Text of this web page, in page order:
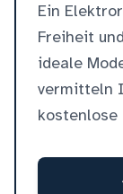
Ein
Freiheit
ideale
vermitteln
kostenlose